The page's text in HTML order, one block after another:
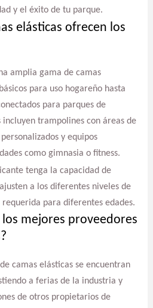
y el éxito de tu parque.
elásticas ofrecen los
amplia gama de camas
para uso hogareño hasta
para parques de
trampolines con áreas de
y equipos
como gimnasia o fitness.
tenga la capacidad de
a los diferentes niveles de
para diferentes edades.
mejores proveedores
camas elásticas se encuentran
a ferias de la industria y
de otros propietarios de